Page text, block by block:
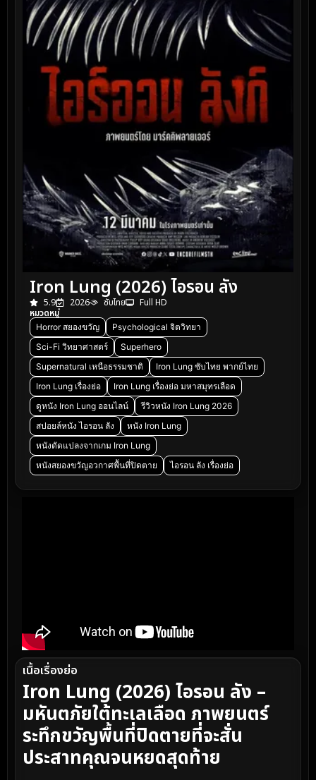
Iron Lung (2026) ไอรอน ลัง
5.9 2026 ซับไทย
Full HD
หมวดหมู่
Horror สยองขวัญ
Psychological จิตวิทยา
Sci-Fi วิทยาศาสตร์
Superhero
Supernatural เหนือธรรมชาติ
Iron Lung ซับไทย พากย์ไทย
Iron Lung เรื่องย่อ
Iron Lung เรื่องย่อ มหาสมุทรเลือด
ดูหนัง Iron Lung ออนไลน์
รีวิวหนัง Iron Lung 2026
สปอยล์หนัง ไอรอน ลัง
หนัง Iron Lung
หนังดัดแปลงจากเกม Iron Lung
หนังสยองขวัญอวกาศพื้นที่ปิดตาย
ไอรอน ลัง เรื่องย่อ
เนื้อเรื่องย่อ
Iron Lung (2026) ไอรอน ลัง –
มหันตภัยใต้ทะเลเลือด ภาพยนตร์
ระทึกขวัญพื้นที่ปิดตายที่จะสั่น
ประสาทคุณจนหยดสุดท้าย